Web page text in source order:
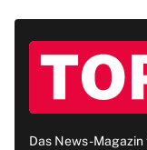
Das News-